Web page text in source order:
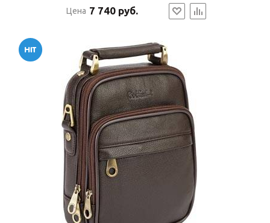
Цена 7 740 руб.